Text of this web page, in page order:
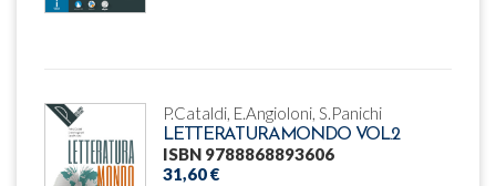
P.Cataldi, E.Angioloni, S.Panichi
LETTERATURAMONDO VOL.2
ISBN 9788868893606
31,60 €